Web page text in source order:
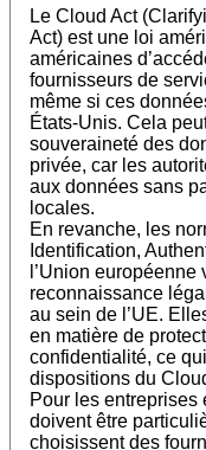
Le Cloud Act
Act) est une loi
américaines
fournisseurs de
même si ces
États-Unis. Cela
souveraineté des
privée, car les
aux données sans
locales.
En revanche, les
Identification,
l’Union
reconnaissance
au sein de l’UE.
en matière de
confidentialité, ce
dispositions du
Pour les entreprises
doivent être
choisissent des